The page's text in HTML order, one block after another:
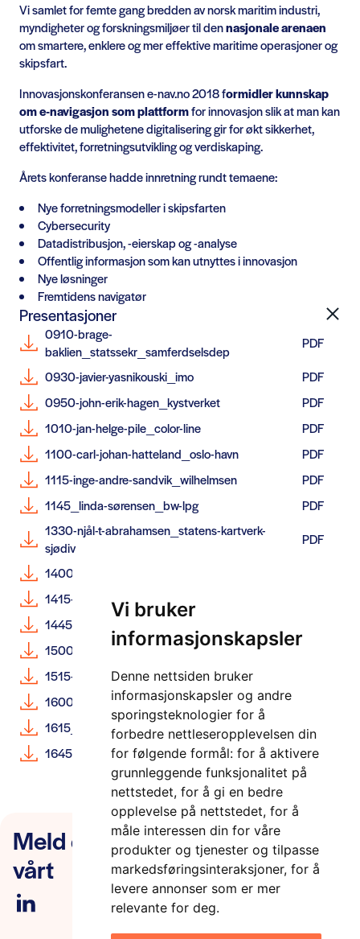
Vi bruker
informasjonskapsler
Denne nettsiden bruker
informasjonskapsler og andre
sporingsteknologier for å
forbedre nettleseropplevelsen din
for følgende formål: for å aktivere
grunnleggende funksjonalitet på
nettstedet, for å gi en bedre
opplevelse på nettstedet, for å
måle interessen din for våre
produkter og tjenester og tilpasse
markedsføringsinteraksjoner, for å
levere annonser som er mer
relevante for deg.
Vi samlet for femte gang bredden av norsk maritim industri,
myndigheter og forskningsmiljøer til dennasjonale arenaen
om smartere, enklere og mer effektive maritime operasjoner og
skipsfart.
Innovasjonskonferansen e-nav.no 2018 formidler kunnskap
om e-navigasjon som plattformfor innovasjon slik at man kan
utforske de mulighetene digitalisering gir for økt sikkerhet,
effektivitet, forretningsutvikling og verdiskaping.
Årets konferanse hadde innretning rundt temaene:
Nye forretningsmodeller i skipsfarten
Cybersecurity
Datadistribusjon, -eierskap og -analyse
Offentlig informasjon som kan utnyttes i innovasjon
Nye løsninger
Fremtidens navigatør
Presentasjoner
0910-brage-
baklien_statssekr_samferdselsdep
PDF
0930-javier-yasnikouski_imo
PDF
0950-john-erik-hagen_kystverket
PDF
1010-jan-helge-pile_color-line
PDF
1100-carl-johan-hatteland_oslo-havn
PDF
1115-inge-andre-sandvik_wilhelmsen
PDF
1145_linda-sørensen_bw-lpg
PDF
1330-njål-t-abrahamsen_statens-kartverk-
sjødiv
PDF
1400-børge-kjeldstad_carrycut
1415-clemet-thærie-bjorbæk_usn
1445-anders-hjellbakk_vard
1500-Ørnulf-rødseth_sintef-ocean
1515-morten-skogvold_rolls-royce
1600-inga-daler_kongsberg-norcontrol
1615_m-lutzhoft-and-t-relling_hvl-og-ntnu
PDF
1645-odd-sveinung-hareide_sjøforsvaret
PDF
Meld deg på nyhetsbrevet
vårt